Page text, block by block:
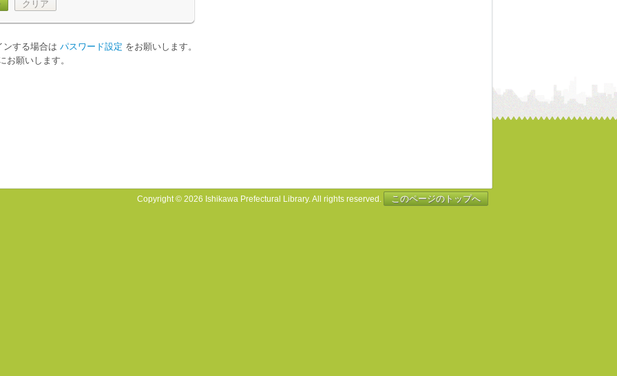
クリア
ンする場合は パスワード設定 をお願いします。
お願いします。
Copyright © 2026 Ishikawa Prefectural Library. All rights reserved. このページのトップへ